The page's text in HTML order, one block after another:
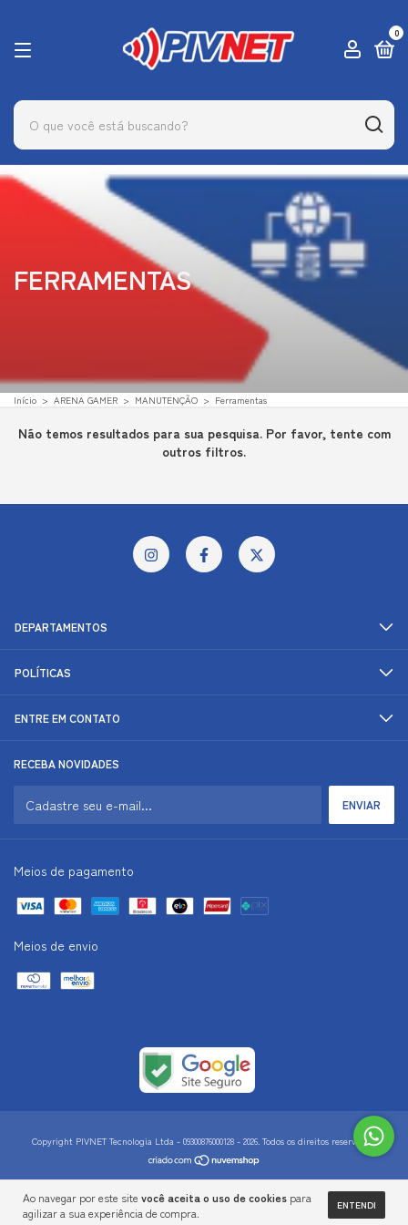
0
Ao navegar por este site você aceita o uso de cookies para
agilizar a sua experiência de compra.
ENTENDI
FERRAMENTAS
Início > ARENA GAMER > MANUTENÇÃO > Ferramentas
Não temos resultados para sua pesquisa. Por favor, tente com
outros filtros.
DEPARTAMENTOS
POLÍTICAS
ENTRE EM CONTATO
RECEBA NOVIDADES
Meios de pagamento
Meios de envio
Copyright PIVNET Tecnologia Ltda - 09300876000128 - 2026. Todos os direitos reservados.